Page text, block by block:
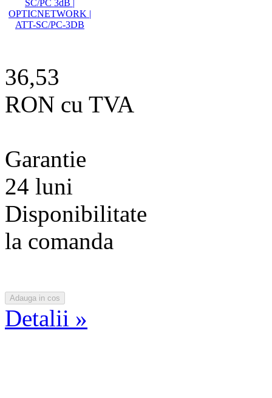
36,53
RON cu TVA
Garantie
24 luni
Disponibilitate
la comanda
Detalii »